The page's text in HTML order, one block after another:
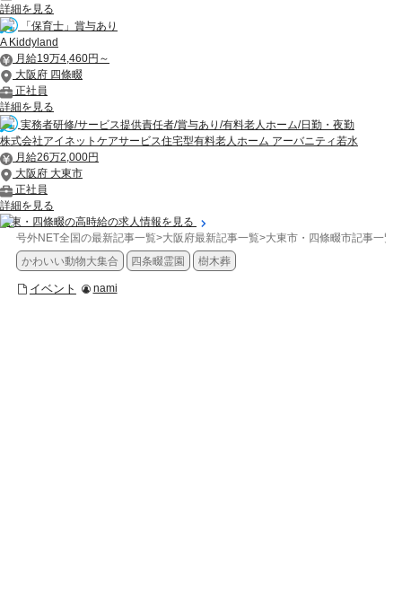
詳細を見る
「保育士」賞与あり
A Kiddyland
月給19万4,460円～
大阪府 四條畷
正社員
詳細を見る
実務者研修/サービス提供責任者/賞与あり/有料老人ホーム/日勤・夜勤
株式会社アイネットケアサービス住宅型有料老人ホーム アーバニティ若水
月給26万2,000円
大阪府 大東市
正社員
詳細を見る
大東・四條畷の高時給の求人情報を見る
号外NET全国の最新記事一覧>大阪府最新記事一覧>大東市・四條畷市記事一覧
かわいい動物大集合
四条畷霊園 樹木葬
イベント nami